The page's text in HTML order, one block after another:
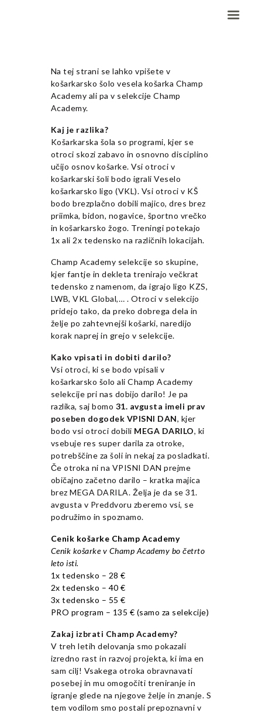
Domov
Dekleta (W)
Fantje (M)
ELITE CHAMP
WORKOUT
Vesela košarka
Galerija slik
Kontaktirajte nas
Na tej strani se lahko vpišete v
košarkarsko šolo vesela košarka Champ
Academy ali pa v selekcije Champ
Academy.
Kaj je razlika?
Košarkarska šola so programi, kjer se
otroci skozi zabavo in osnovno disciplino
učijo osnov košarke. Vsi otroci v
košarkarski šoli bodo igrali Veselo
košarkarsko ligo (VKL). Vsi otroci v KŠ
bodo brezplačno dobili majico, dres brez
priimka, bidon, nogavice, športno vrečko
in košarkarsko žogo. Treningi potekajo
1x ali 2x tedensko na različnih lokacijah.
Champ Academy selekcije so skupine,
kjer fantje in dekleta trenirajo večkrat
tedensko z namenom, da igrajo ligo KZS,
LWB, VKL Global,… . Otroci v selekcijo
pridejo tako, da preko dobrega dela in
želje po zahtevnejši košarki, naredijo
korak naprej in grejo v selekcije.
Kako vpisati in dobiti darilo?
Vsi otroci, ki se bodo vpisali v
košarkarsko šolo ali Champ Academy
selekcije pri nas dobijo darilo! Je pa
razlika, saj bomo 31. avgusta imeli prav
poseben dogodek VPISNI DAN, kjer
bodo vsi otroci dobili MEGA DARILO, ki
vsebuje res super darila za otroke,
potrebščine za šoli in nekaj za posladkati.
Če otroka ni na VPISNI DAN prejme
običajno začetno darilo – kratka majica
brez MEGA DARILA. Želja je da se 31.
avgusta v Preddvoru zberemo vsi, se
podružimo in spoznamo.
Cenik košarke Champ Academy
Cenik košarke v Champ Academy bo četrto
leto isti.
1x tedensko – 28 €
2x tedensko – 40 €
3x tedensko – 55 €
PRO program – 135 € (samo za selekcije)
Zakaj izbrati Champ Academy?
V treh letih delovanja smo pokazali
izredno rast in razvoj projekta, ki ima en
sam cilj! Vsakega otroka obravnavati
posebej in mu omogočiti treniranje in
igranje glede na njegove želje in znanje. S
tem vodilom smo postali prepoznavni v